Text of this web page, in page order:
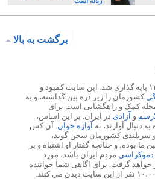
برگشت به بالا
فضول محله در ۱۳ اسفند ۱۳۸۷ پایه گذاری شد. این سایت کمبود و
کشورمان را زیر ذره بین گذاشته، و به
کمک و راهگشایی است برای
و آزادی در ایران. بر این اساس،
دنبال آوازند، نه آوازه خوان. آن کس
سربلندی کشورمان سخن گوید،
بوده، و چنانچه گفتار او اشتباه و بر
دموکراسی مردم ایران باشد، مورد
خواهد گرفت. برای آگاهی شما خواننده